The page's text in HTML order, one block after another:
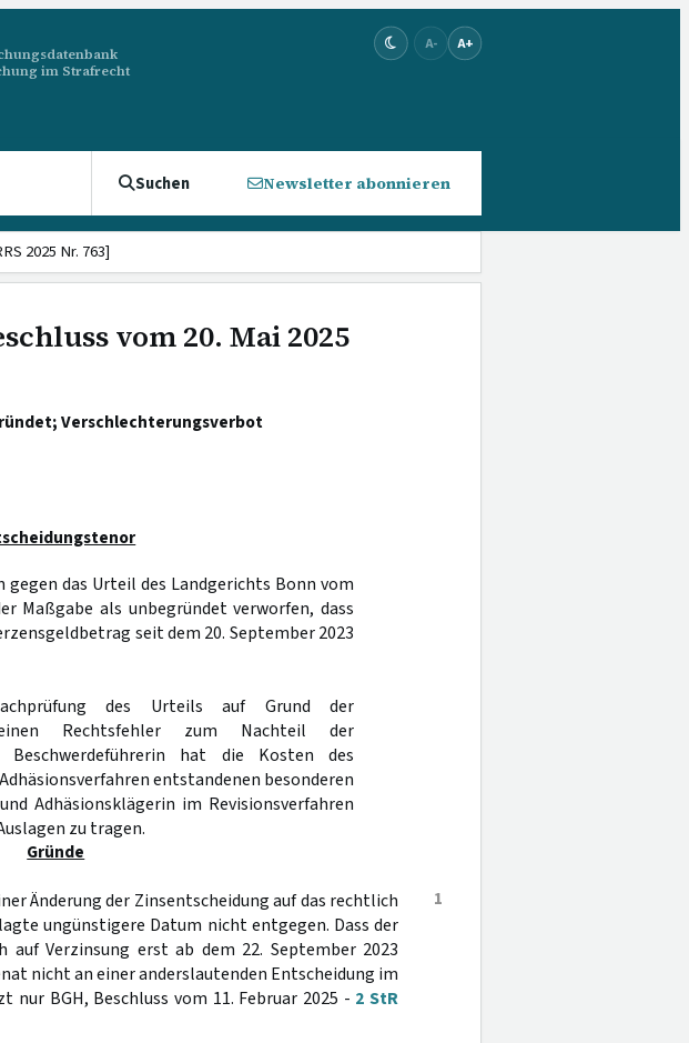
im Strafrecht
A- A+
Suchen Newsletter abonnieren
2025 Nr. 763]
vom 20. Mai 2025
Verschlechterungsverbot
gegen das Urteil des Landgerichts Bonn vom
Maßgabe als unbegründet verworfen, dass
seit dem 20. September 2023
des Urteils auf Grund der
Rechtsfehler zum Nachteil der
Beschwerdeführerin hat die Kosten des
entstandenen besonderen
Adhäsionsklägerin im Revisionsverfahren
zu tragen.
Gründe
1
Änderung der Zinsentscheidung auf das rechtlich
ungünstigere Datum nicht entgegen. Dass der
auf Verzinsung erst ab dem 22. September 2023
nicht an einer anderslautenden Entscheidung im
nur BGH, Beschluss vom 11. Februar 2025 - 2 StR